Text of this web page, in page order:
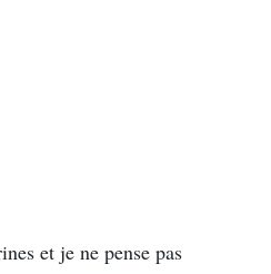
et je ne pense pas